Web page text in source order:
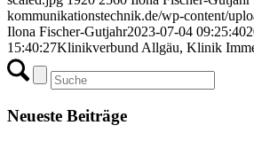
kommunikationstechnik.de/wp-content/
Ilona Fischer-Gutjahr2023-07-04 09:25:40
15:40:27Klinikverbund Allgäu, Klinik
Neueste Beiträge